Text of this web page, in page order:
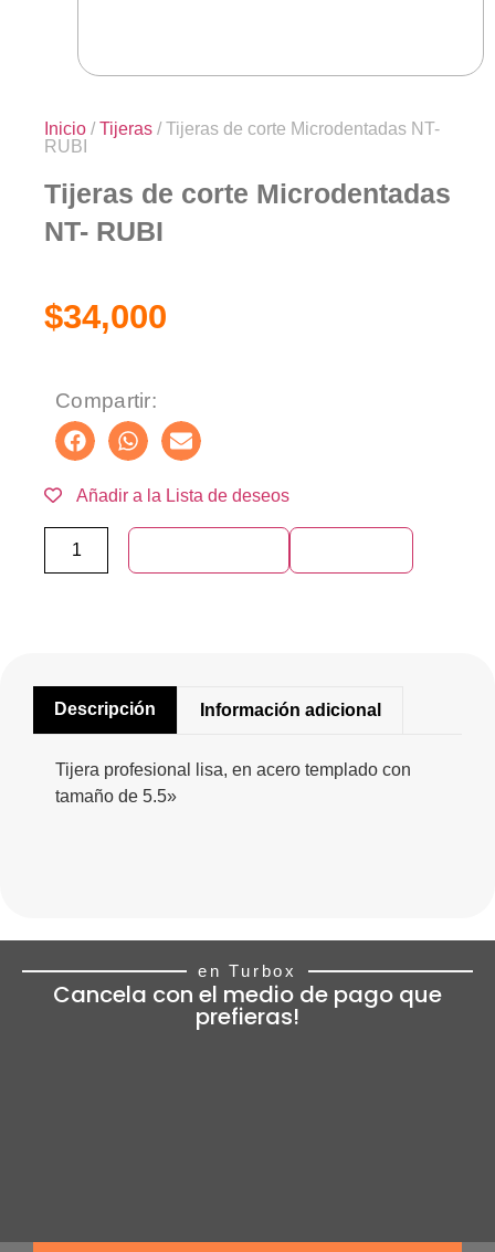
Inicio /Tijeras / Tijeras de corte Microdentadas NT-
RUBI
Tijeras de corte Microdentadas
NT- RUBI
$34,000
Compartir:
Añadir a la Lista de deseos
Descripción Información adicional
Tijera profesional lisa, en acero templado con
tamaño de 5.5»
en Turbox
Cancela con el medio de pago que
prefieras!